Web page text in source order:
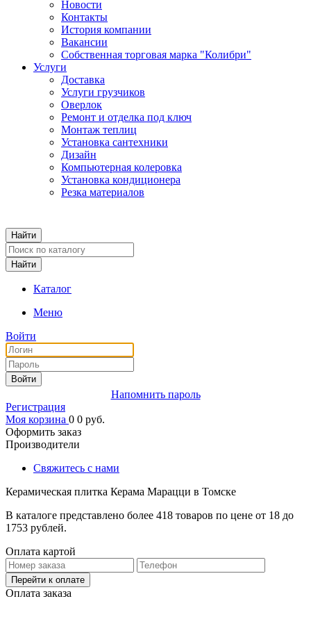
Новости
Контакты
История компании
Вакансии
Собственная торговая марка "Колибри"
Услуги
Доставка
Услуги грузчиков
Оверлок
Ремонт и отделка под ключ
Монтаж теплиц
Установка сантехники
Дизайн
Компьютерная колеровка
Установка кондиционера
Резка материалов
Каталог
Меню
Войти
Войти
Напомнить пароль
Регистрация
Моя корзина 0 0 руб.
Оформить заказ
Производители
Свяжитесь с нами
Керамическая плитка Керама Марацци в Томске
В каталоге представлено более 418 товаров по цене от 18 до
1753 рублей.
Оплата картой
Перейти к оплате
Оплата заказа